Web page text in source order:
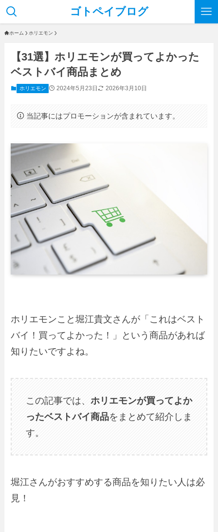
ゴトペイブログ
ホーム ホリエモン
【31選】ホリエモンが買ってよかった
ベストバイ商品まとめ
ホリエモン 2024年5月23日 2026年3月10日
当記事にはプロモーションが含まれています。
ホリエモンこと堀江貴文さんが「これはベスト
バイ！買ってよかった！」という商品があれば
知りたいですよね。
この記事では、 ホリエモンが買ってよか
ったベストバイ商品をまとめて紹介しま
す。
堀江さんがおすすめする商品を知りたい人は必
見！